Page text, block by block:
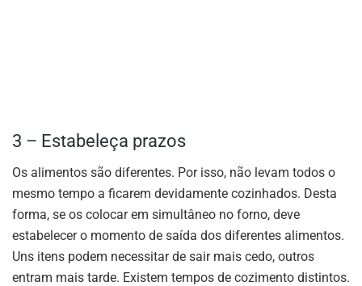
3 – Estabeleça prazos
Os alimentos são diferentes. Por isso, não levam todos o
mesmo tempo a ficarem devidamente cozinhados. Desta
forma, se os colocar em simultâneo no forno, deve
estabelecer o momento de saída dos diferentes alimentos.
Uns itens podem necessitar de sair mais cedo, outros
entram mais tarde. Existem tempos de cozimento distintos.